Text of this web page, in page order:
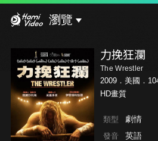
瀏覽
力挽狂瀾
The Wrestler
2009．美國．
HD畫質
類型 劇情
發音 英語